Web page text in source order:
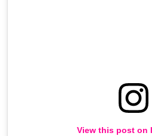
View this post on